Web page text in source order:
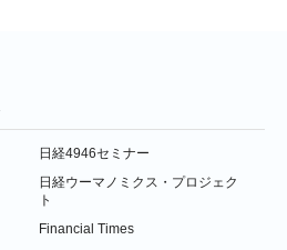
日経4946セミナー
日経ウーマノミクス・プロジェク
ト
Financial Times